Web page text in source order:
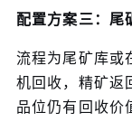
配置方案三：尾
流程为尾矿库或
机回收，精矿返
品位仍有回收价